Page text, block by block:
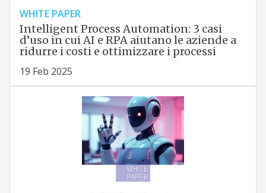
WHITE PAPER
Intelligent Process Automation: 3 casi
d’uso in cui AI e RPA aiutano le aziende a
ridurre i costi e ottimizzare i processi
19 Feb 2025